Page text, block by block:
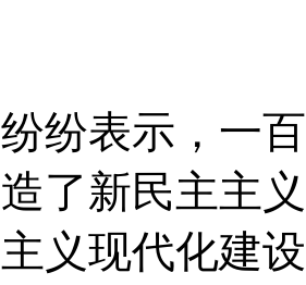
表示，一百
了新民主主
义现代化建